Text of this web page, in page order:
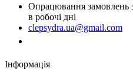
Опрацювання замовлень
в робочі дні
clepsydra.ua@gmail.com
Інформація